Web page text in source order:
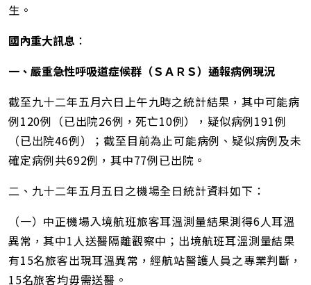
生。
國內重大訊息 ：
一、嚴重急性呼吸道症候群（ＳＡＲＳ）通報病例現況
截至九十二年五月六日上午九時之統計結果，其中可能病
例120例（已出院26例，死亡10例），疑似病例191例
（已出院46例）；截至目前為止可能病例、疑似病例及未
確定病例共692例，其中77例已出院。
二、九十二年五月五日之機場全日統計資料如下：
（一）中正機場入境航班旅客耳溫測量結果測得6人耳溫
異常，其中1人送醫隔離觀察中；出境航班耳溫測量結果
有15名旅客出現耳溫異常，經航站醫護人員之專業判斷，
15名旅客均毋需送醫。